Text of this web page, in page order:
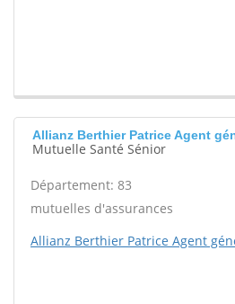
Allianz Berthier Patrice Agent
Mutuelle Santé Sénior
Département: 83
mutuelles d'assurances
Allianz Berthier Patrice Agent